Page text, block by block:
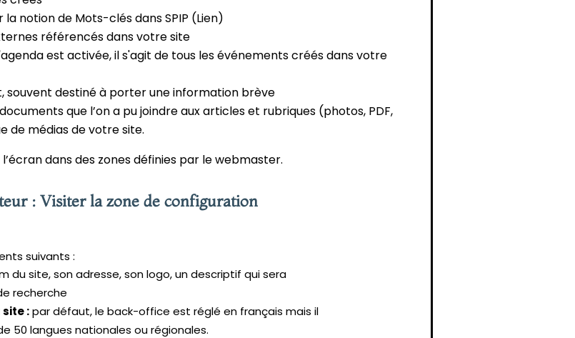
la notion de Mots-clés dans SPIP (Lien)
référencés dans votre site
est activée, il s'agit de tous les événements créés dans votre
souvent destiné à porter une information brève
que l’on a pu joindre aux articles et rubriques (photos, PDF,
de médias de votre site.
dans des zones définies par le webmaster.
: Visiter la zone de configuration
suivants :
du site, son adresse, son logo, un descriptif qui sera
recherche
:par défaut, le back-office est réglé en français mais il
50 langues nationales ou régionales.